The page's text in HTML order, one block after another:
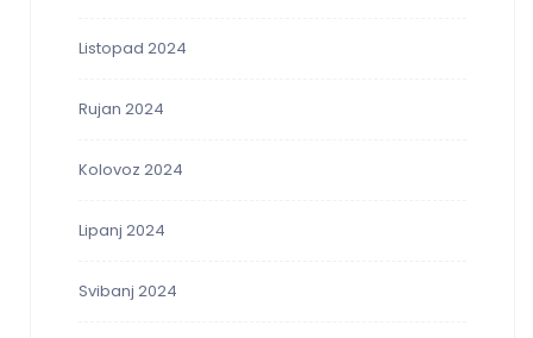
Listopad 2024
Rujan 2024
Kolovoz 2024
Lipanj 2024
Svibanj 2024